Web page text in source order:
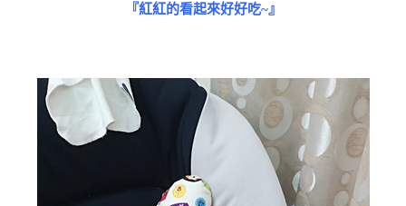
『紅紅的看起來好好吃~』